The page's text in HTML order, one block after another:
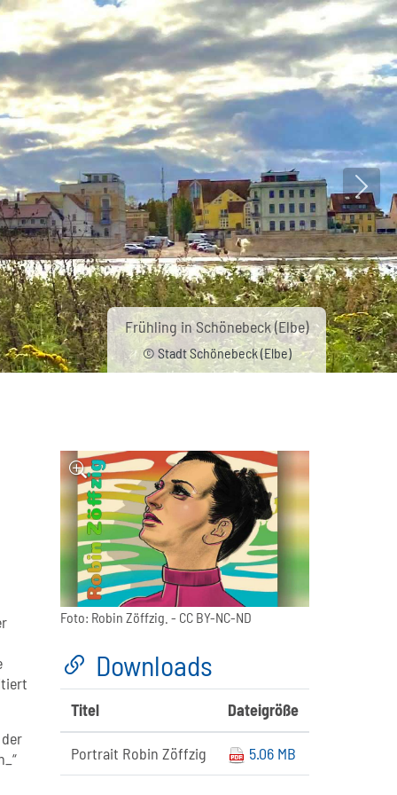
Frühling in Schönebeck (Elbe)
© Stadt Schönebeck (Elbe)
Foto: Robin Zöffzig. - CC BY-NC-ND
Downloads
Titel Dateigröße
Portrait Robin Zöffzig 5.06 MB